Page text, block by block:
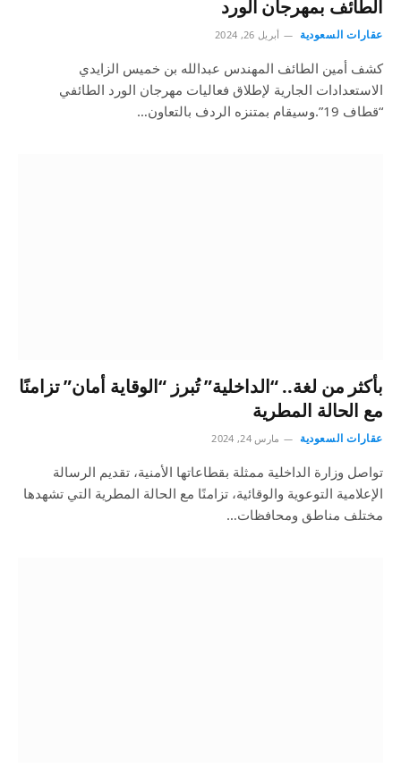
الطائف بمهرجان الورد
عقارات السعودية أبريل 26, 2024
كشف أمين الطائف المهندس عبدالله بن خميس الزايدي
الاستعدادات الجارية لإطلاق فعاليات مهرجان الورد الطائفي
“قطاف 19”.وسيقام بمتنزه الردف بالتعاون…
بأكثر من لغة.. “الداخلية” تُبرز “الوقاية أمان” تزامنًا
مع الحالة المطرية
عقارات السعودية مارس 24, 2024
تواصل وزارة الداخلية ممثلة بقطاعاتها الأمنية، تقديم الرسالة
الإعلامية التوعوية والوقائية، تزامنًا مع الحالة المطرية التي تشهدها
مختلف مناطق ومحافظات…